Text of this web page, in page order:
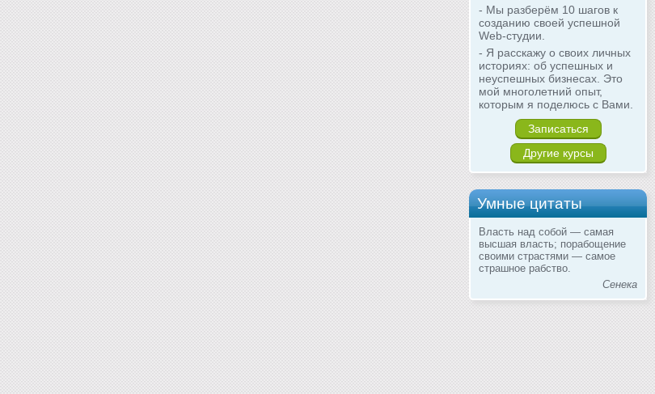
- Мы разберём 10 шагов к
созданию своей успешной
Web-студии.
- Я расскажу о своих личных
историях: об успешных и
неуспешных бизнесах. Это
мой многолетний опыт,
которым я поделюсь с Вами.
Записаться
Другие курсы
Умные цитаты
Власть над собой — самая
высшая власть; порабощение
своими страстями — самое
страшное рабство.
Сенека